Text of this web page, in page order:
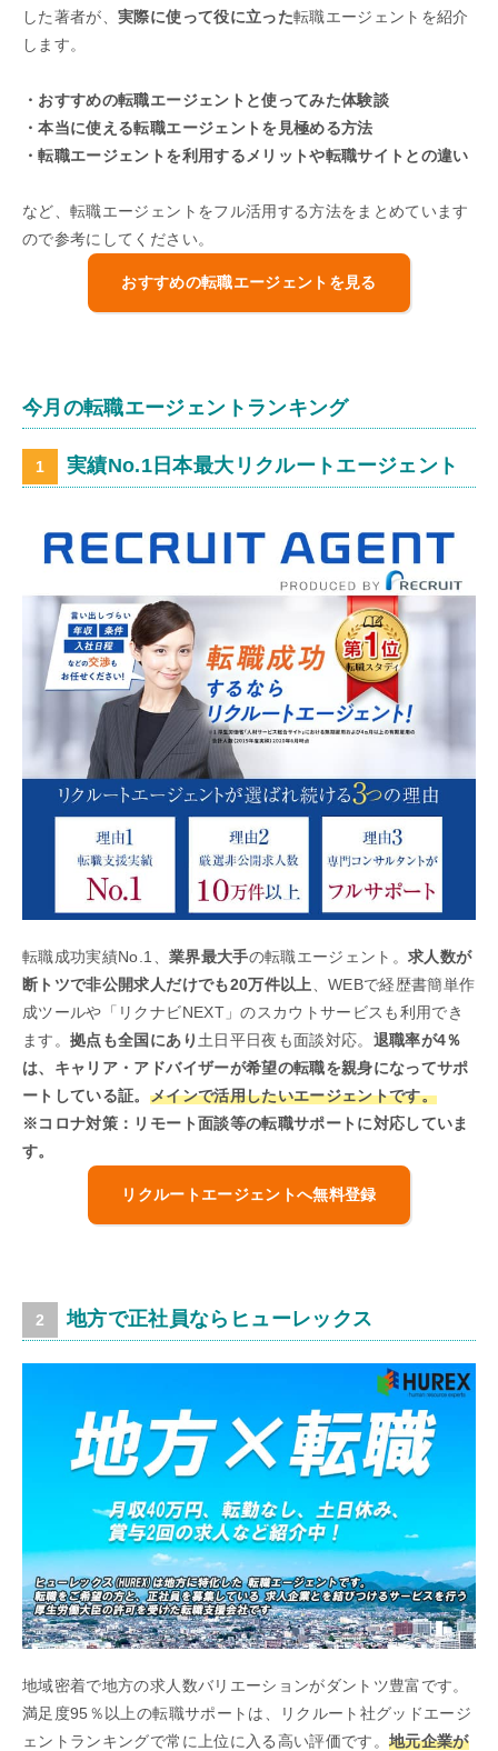
した著者が、実際に使って役に立った転職エージェントを紹介
します。
・おすすめの転職エージェントと使ってみた体験談
・本当に使える転職エージェントを見極める方法
・転職エージェントを利用するメリットや転職サイトとの違い
など、転職エージェントをフル活用する方法をまとめています
ので参考にしてください。
おすすめの転職エージェントを見る
今月の転職エージェントランキング
実績No.1日本最大リクルートエージェント
転職成功実績No.1、 業界最大手の転職エージェント。求人数が
断トツで非公開求人だけでも20万件以上
、WEBで経歴書簡単作
成ツールや「リクナビNEXT」のスカウトサービスも利用でき
ます。拠点も全国にあり 土日平日夜も面談対応。 退職率が4％
は、キャリア・アドバイザーが希望の転職を親身になってサポ
ートしている証。 メインで活用したいエージェントです。
※コロナ対策：リモート面談等の転職サポートに対応していま
す。
リクルートエージェントへ無料登録
地方で正社員ならヒューレックス
地域密着で地方の求人数バリエーションがダントツ豊富です。
満足度95％以上の転職サポートは、リクルート社グッドエージ
ェントランキングで常に上位に入る高い評価です。地元企業が